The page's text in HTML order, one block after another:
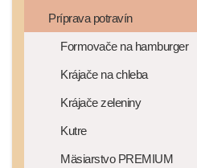
Príprava potravín
Formovače na hamburger
Krájače na chleba
Krájače zeleniny
Kutre
Mäsiarstvo PREMIUM